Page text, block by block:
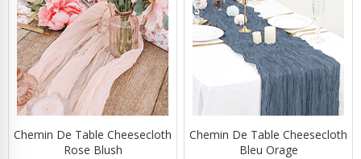
Chemin De Table Cheesecloth
Rose Blush
Chemin De Table Cheesecloth
Bleu Orage